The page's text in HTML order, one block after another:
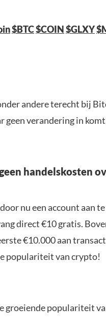
$BTC$COIN$GLXY
andere terecht bij
geen verandering in
handelskosten
nu een account aan te
direct €10 gratis.
€10.000 aan
populariteit van crypto!
groeiende populariteit